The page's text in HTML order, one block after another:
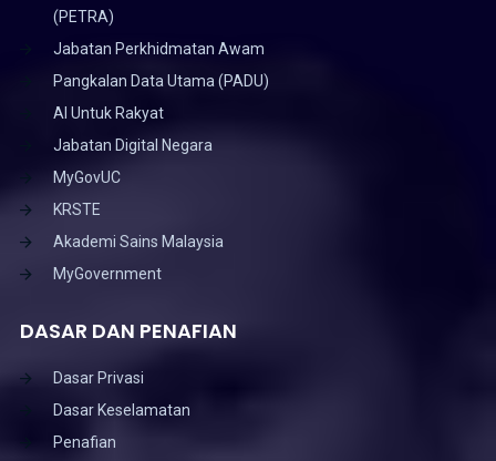
(PETRA)
Jabatan Perkhidmatan Awam
Pangkalan Data Utama (PADU)
AI Untuk Rakyat
Jabatan Digital Negara
MyGovUC
KRSTE
Akademi Sains Malaysia
MyGovernment
DASAR DAN PENAFIAN
Dasar Privasi
Dasar Keselamatan
Penafian